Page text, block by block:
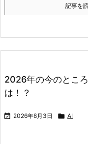
記事を
2026年の今のとこ
は！？
 2026年8月3日  AI